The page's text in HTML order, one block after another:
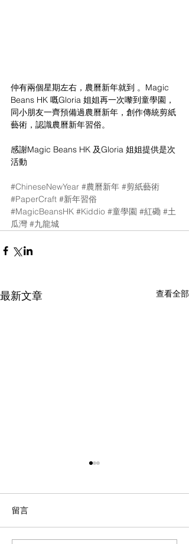
仲有兩個星期左右，農曆新年就到 。Magic
Beans HK 嘅Gloria 姐姐再一次嚟到童學園，
同小朋友一齊預備過農曆新年，創作傳統剪紙
藝術，認識農曆新年習俗。
感謝Magic Beans HK 及Gloria 姐姐提供是次
活動
#ChineseNewYear #農曆新年 #剪紙藝術
#PaperCraft #新年習俗
#MagicBeansHK #Kiddio #童學園 #紅磡 #土
瓜灣 #九龍城
最新文章 查看全部
【重要通知】
留言